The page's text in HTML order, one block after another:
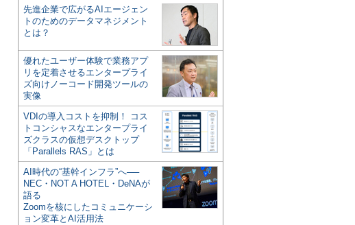
先進企業で広がるAIエージェン
トのためのデータマネジメント
とは？
優れたユーザー体験で業務アプ
リを定着させるエンタープライ
ズ向けノーコード開発ツールの
実像
VDIの導入コストを抑制！ コス
トコンシャスなエンタープライ
ズクラスの仮想デスクトップ
「Parallels RAS」とは
AI時代の“基幹インフラ”へ──
NEC・NOT A HOTEL・DeNAが
語る
Zoomを核にしたコミュニケーシ
ョン変革とAI活用法